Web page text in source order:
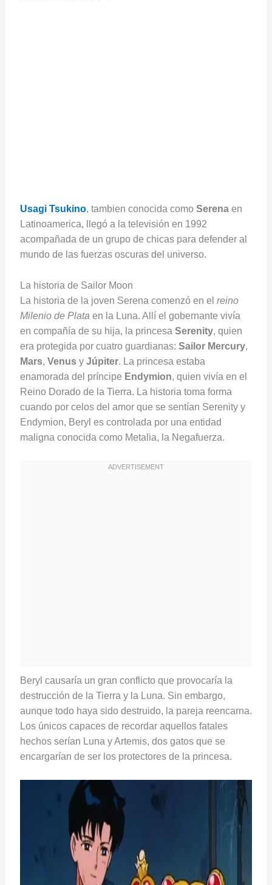
Usagi Tsukino, tambien conocida como Serenaen
Latinoamerica, llegó a la televisión en 1992
acompañada de un grupo de chicas para defender al
mundo de las fuerzas oscuras del universo.
La historia de Sailor Moon
La historia de la joven Serena comenzó en el reino
Milenio de Plata en la Luna. Allí el gobernante vivía
en compañía de su hija, la princesa Serenity, quien
era protegida por cuatro guardianas: Sailor Mercury,
Mars, Venusy Júpiter. La princesa estaba
enamorada del príncipe Endymion, quien vivía en el
Reino Dorado de la Tierra. La historia toma forma
cuando por celos del amor que se sentían Serenity y
Endymion, Beryl es controlada por una entidad
maligna conocida como Metalia, la Negafuerza.
Beryl causaría un gran conflicto que provocaría la
destrucción de la Tierra y la Luna. Sin embargo,
aunque todo haya sido destruido, la pareja reencarna.
Los únicos capaces de recordar aquellos fatales
hechos serían Luna y Artemis, dos gatos que se
encargarían de ser los protectores de la princesa.